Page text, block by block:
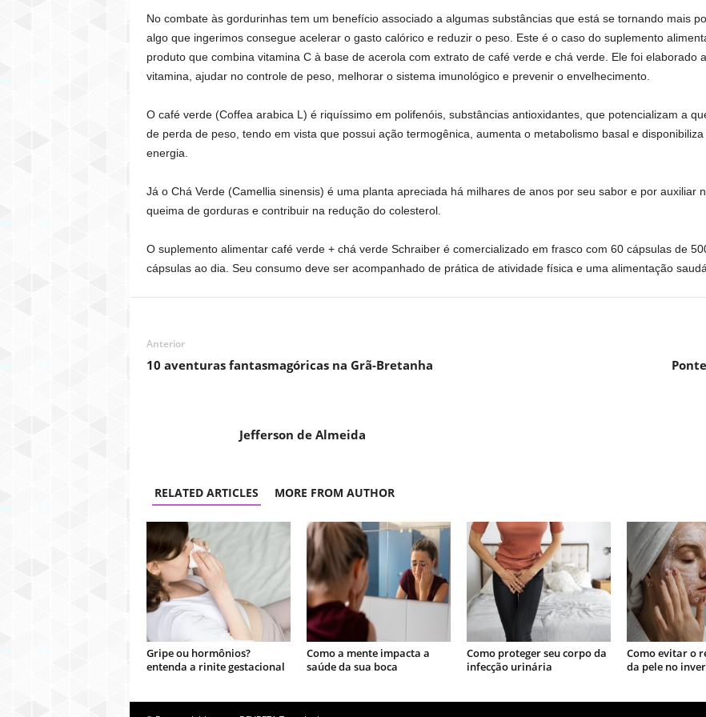
No combate às gordurinhas tem um benefício associado a algumas substâncias que está se tornando mais
algo que ingerimos consegue acelerar o gasto calórico e reduzir o peso. Este é o caso do suplemento
produto que combina vitamina C à base de acerola com extrato de café verde e chá verde. Ele foi elaborado
vitamina, ajudar no controle de peso, melhorar o sistema imunológico e prevenir o envelhecimento.
O café verde (Coffea arabica L) é riquíssimo em polifenóis, substâncias antioxidantes, que potencializam a
de perda de peso, tendo em vista que possui ação termogênica, aumenta o metabolismo basal e
energia.
Já o Chá Verde (Camellia sinensis) é uma planta apreciada há milhares de anos por seu sabor e por auxiliar
queima de gorduras e contribuir na redução do colesterol.
O suplemento alimentar café verde + chá verde Schraiber é comercializado em frasco com 60 cápsulas de
cápsulas ao dia. Seu consumo deve ser acompanhado de prática de atividade física e uma alimentação
Anterior
10 aventuras fantasmagóricas na Grã-Bretanha
Jefferson de Almeida
RELATED ARTICLES MORE FROM AUTHOR
Gripe ou hormônios?
entenda a rinite gestacional
Como a mente impacta a
saúde da sua boca
Como proteger seu corpo da
infecção urinária
Como evitar o
da pele no